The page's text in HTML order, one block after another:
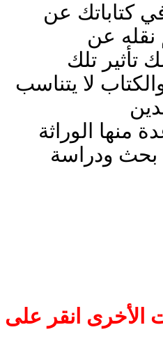
كتاباتك عن
نقله عن
تأثير تلك
لا يتناسب
الوراثة
ودراسة
الأخرى انقر على